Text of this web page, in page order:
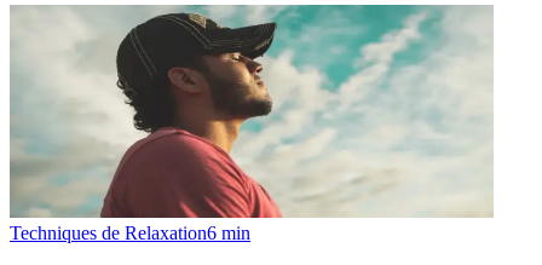
Techniques de Relaxation6 min